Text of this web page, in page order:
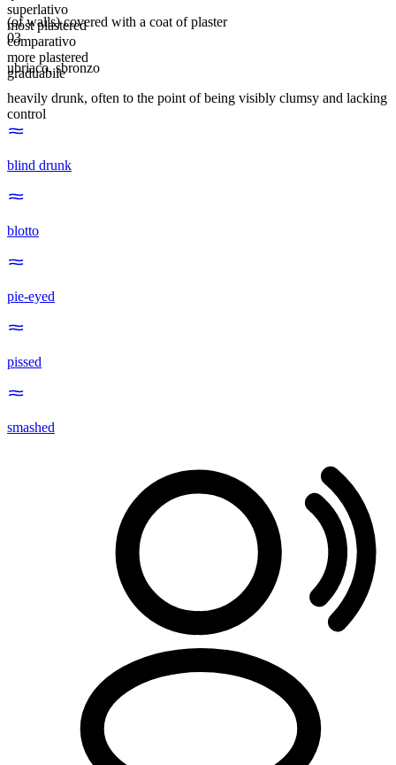
superlativo
most plastered
comparativo
more plastered
graduabile
(of walls) covered with a coat of plaster
03
ubriaco,sbronzo
heavily drunk, often to the point of being visibly clumsy and lacking
control
blind drunk
blotto
pie-eyed
pissed
smashed